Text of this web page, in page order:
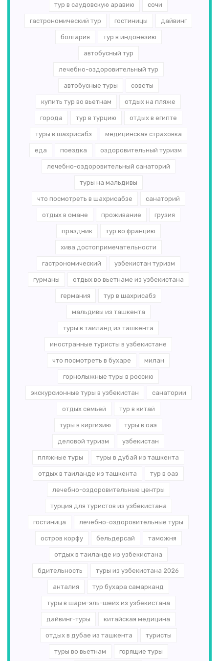
тур в саудовскую аравию сочи
гастрономический тур гостиницы дайвинг
болгария тур в индонезию
автобусный тур
лечебно-оздоровительный тур
автобусные туры советы
купить тур во вьетнам отдых на пляже
города тур в турцию отдых в египте
туры в шахрисабз медицинская страховка
еда поездка оздоровительный туризм
лечебно-оздоровительный санаторий
туры на мальдивы
что посмотреть в шахрисабзе санаторий
отдых в омане проживание грузия
праздник тур во францию
хива достопримечательности
гастрономический узбекистан туризм
гурманы отдых во вьетнаме из узбекистана
германия тур в шахрисабз
мальдивы из ташкента
туры в таиланд из ташкента
иностранные туристы в узбекистане
что посмотреть в бухаре милан
горнолыжные туры в россию
экскурсионные туры в узбекистан санатории
отдых семьей тур в китай
туры в киргизию туры в оаэ
деловой туризм узбекистан
пляжные туры туры в дубай из ташкента
отдых в таиланде из ташкента тур в оаэ
лечебно-оздоровительные центры
турция для туристов из узбекистана
гостиница лечебно-оздоровительные туры
остров корфу бельдерсай таможня
отдых в таиланде из узбекистана
бдительность туры из узбекистана 2026
анталия тур бухара самарканд
туры в шарм-эль-шейх из узбекистана
дайвинг-туры китайская медицина
отдых в дубае из ташкента туристы
туры во вьетнам горящие туры